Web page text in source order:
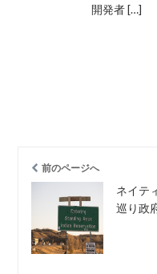
開発者 […]
前のページへ
ネイテ
巡り政